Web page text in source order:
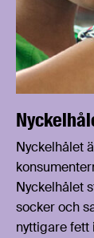
Nyckelhålet
Nyckelhålet
socker och
nyttigare fett